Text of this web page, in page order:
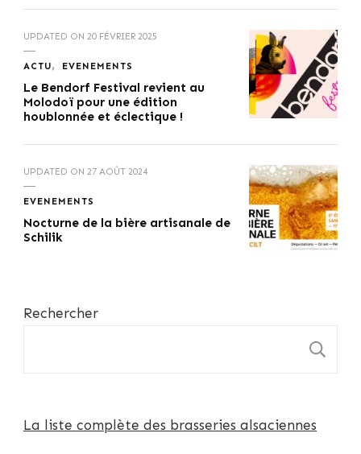
UPDATED ON 20 FÉVRIER 2025
ACTU EVENEMENTS
Le Bendorf Festival revient au
Molodoï pour une édition
houblonnée et éclectique !
UPDATED ON 27 AOÛT 2024
EVENEMENTS
Nocturne de la bière artisanale de
Schilik
Rechercher
La liste complète des brasseries alsaciennes